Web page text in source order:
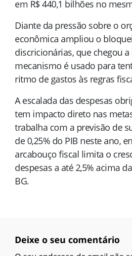
em R$ 440,1 bilhões no
Diante da pressão sobre o
econômica ampliou o
discricionárias, que chegou a
mecanismo é usado para
ritmo de gastos às regras
A escalada das despesas
tem impacto direto nas
trabalha com a previsão de
de 0,25% do PIB neste ano,
arcabouço fiscal limita o
despesas a até 2,5% acima
BG.
Deixe o seu comentário